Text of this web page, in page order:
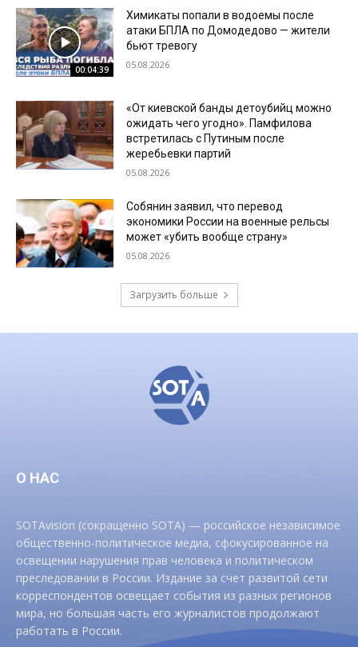
00:04:39
Химикаты попали в водоемы после
атаки БПЛА по Домодедово — жители
бьют тревогу
05.08.2026
«От киевской банды детоубийц можно
ожидать чего угодно». Памфилова
встретилась с Путиным после
жеребьевки партий
05.08.2026
Собянин заявил, что перевод
экономики России на военные рельсы
может «убить вообще страну»
05.08.2026
Загрузить больше
О НАС
SOTAvision (сокращенно SOTA) — российское независимое
общественно-политическое медиа, сфокусированное на
освещении нарушения прав человека и политическом
преследовании в России. Издание за счет развитой сети
корреспондентов освещает события из разных регионов
мира, но большая часть его журналистов продолжают
работать в России.